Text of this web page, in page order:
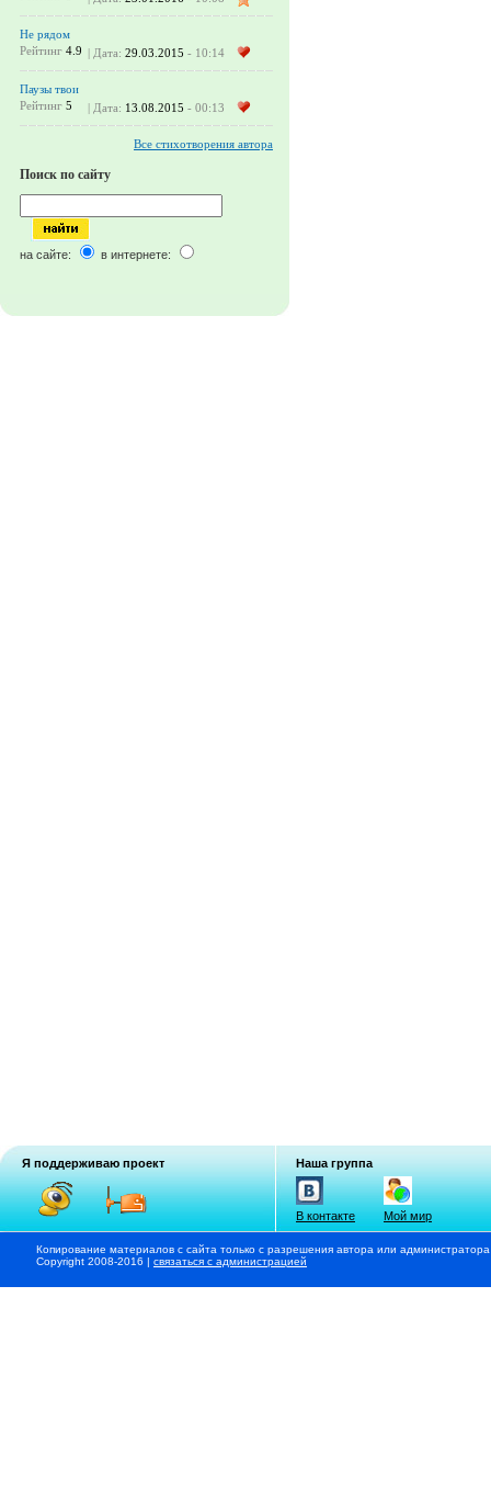
Не рядом
Рейтинг 4.9 | Дата: 29.03.2015 - 10:14
Паузы твои
Рейтинг 5 | Дата: 13.08.2015 - 00:13
Все стихотворения автора
Поиск по сайту
на сайте: в интернете:
Я поддерживаю проект Наша группа
В контакте Мой мир
Копирование материалов с сайта только с разрешения автора или
Copyright 2008-2016 | связаться с администрацией